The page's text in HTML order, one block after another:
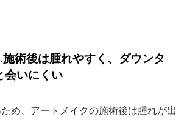
術後は腫れやすく、ダウンタ
会いにくい
め、アートメイクの施術後は腫れが出